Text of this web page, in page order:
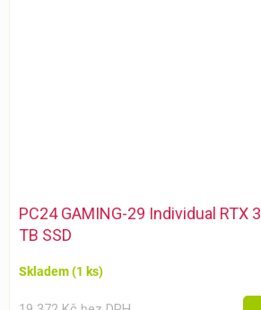
PC24 GAMING-29 Individual RTX
TB SSD
Skladem(1 ks)